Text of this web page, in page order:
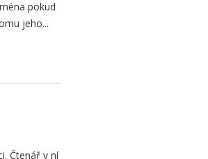
pokud
jeho...
Čtenář v ní